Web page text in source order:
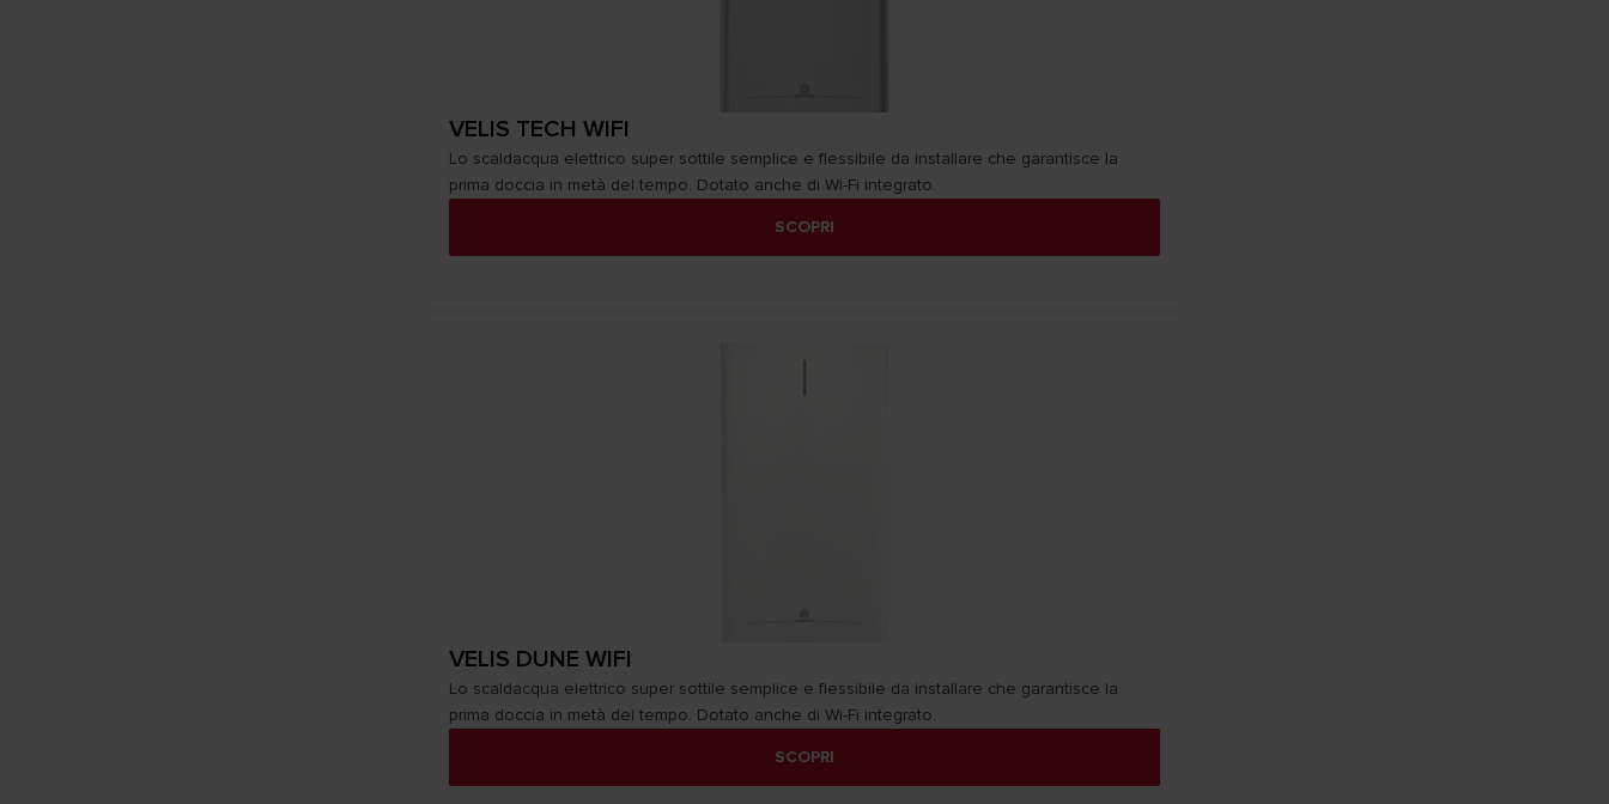
VELIS TECH WIFI
Lo scaldacqua elettrico super sottile semplice e flessibile da installare che garantisce la
prima doccia in metà del tempo. Dotato anche di Wi-Fi integrato.
SCOPRI
VELIS DUNE WIFI
Lo scaldacqua elettrico super sottile semplice e flessibile da installare che garantisce la
prima doccia in metà del tempo. Dotato anche di Wi-Fi integrato.
SCOPRI